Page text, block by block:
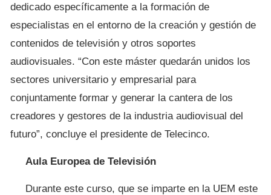
dedicado específicamente a la formación de
especialistas en el entorno de la creación y gestión de
contenidos de televisión y otros soportes
audiovisuales. “Con este máster quedarán unidos los
sectores universitario y empresarial para
conjuntamente formar y generar la cantera de los
creadores y gestores de la industria audiovisual del
futuro”, concluye el presidente de Telecinco.
Aula Europea de Televisión
Durante este curso, que se imparte en la UEM este